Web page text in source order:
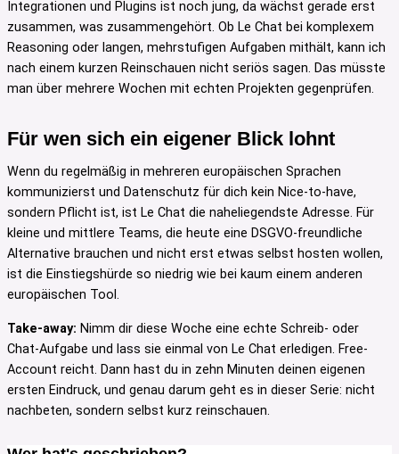
Integrationen und Plugins ist noch jung, da wächst gerade erst
zusammen, was zusammengehört. Ob Le Chat bei komplexem
Reasoning oder langen, mehrstufigen Aufgaben mithält, kann ich
nach einem kurzen Reinschauen nicht seriös sagen. Das müsste
man über mehrere Wochen mit echten Projekten gegenprüfen.
Für wen sich ein eigener Blick lohnt
Wenn du regelmäßig in mehreren europäischen Sprachen
kommunizierst und Datenschutz für dich kein Nice-to-have,
sondern Pflicht ist, ist Le Chat die naheliegendste Adresse. Für
kleine und mittlere Teams, die heute eine DSGVO-freundliche
Alternative brauchen und nicht erst etwas selbst hosten wollen,
ist die Einstiegshürde so niedrig wie bei kaum einem anderen
europäischen Tool.
Take-away: Nimm dir diese Woche eine echte Schreib- oder
Chat-Aufgabe und lass sie einmal von Le Chat erledigen. Free-
Account reicht. Dann hast du in zehn Minuten deinen eigenen
ersten Eindruck, und genau darum geht es in dieser Serie: nicht
nachbeten, sondern selbst kurz reinschauen.